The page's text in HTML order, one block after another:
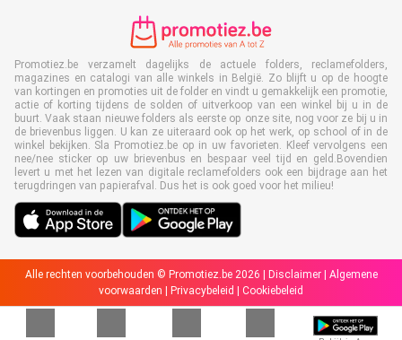
Promotiez.be verzamelt dagelijks de actuele folders, reclamefolders,
magazines en catalogi van alle winkels in België. Zo blijft u op de hoogte
van kortingen en promoties uit de folder en vindt u gemakkelijk een promotie,
actie of korting tijdens de solden of uitverkoop van een winkel bij u in de
buurt. Vaak staan nieuwe folders als eerste op onze site, nog voor ze bij u in
de brievenbus liggen. U kan ze uiteraard ook op het werk, op school of in de
winkel bekijken. Sla Promotiez.be op in uw favorieten. Kleef vervolgens een
nee/nee sticker op uw brievenbus en bespaar veel tijd en geld.Bovendien
levert u met het lezen van digitale reclamefolders ook een bijdrage aan het
terugdringen van papierafval. Dus het is ook goed voor het milieu!
Alle rechten voorbehouden © Promotiez.be 2026 | Disclaimer| Algemene
voorwaarden | Privacybeleid | Cookiebeleid